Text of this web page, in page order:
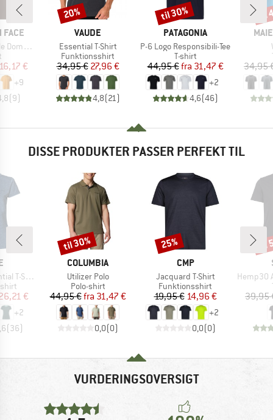
FACE
Sleeve
pris
€
+9
(9)
MÆRKE
VAUDE
Artikel
Essential T-Shirt
Produktgruppe
Funktionsshirt
Pris
34,95 €Nedsat pris
27,96 €
4,8(21)
Rabat
20%
MÆRKE
PATAGONIA
Artikel
P-6 Logo Responsibili-Tee
Produktgruppe
T-shirt
Pris
44,95 € Nedsat pris
fra 31,47 €
+2
4,6(46)
Rabat
til 30%
34,95
DISSE PRODUKTER PASSER PERFEKT TIL
T-Shirt
pris
€
+2
(36)
MÆRKE
COLUMBIA
Artikel
Utilizer Polo
Produktgruppe
Polo-shirt
Pris
44,95 € Nedsat pris
fra 31,47 €
0,0(0)
Rabat
til 30%
MÆRKE
CMP
Artikel
Jacquard T-Shirt
Produktgruppe
Funktionsshirt
Pris
19,95 €Nedsat pris
14,96 €
+2
0,0(0)
Rabat
25%
Artikel
Hemp30
39,95
VURDERINGSOVERSIGT